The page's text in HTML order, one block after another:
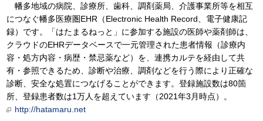
幡多地域の病院、診療所、歯科、調剤薬局、介護事業所等を相互
につなぐ幡多医療圏EHR（Electronic Health Record、電子健康記
録）です。「はたまるねっと」に参加する施設の医師や薬剤師は、
クラウドのEHRデータベースで一元管理された患者情報（診療内
容・処方内容・病歴・禁忌薬など）を、連携カルテを経由して共
有・参照できるため、診断や治療、調剤などを行う際により正確な
診断、安全な処置につなげることができます。登録施設数は80箇
所、登録患者数は1万人を超えています（2021年3月時点）。
http://hatamaru.net